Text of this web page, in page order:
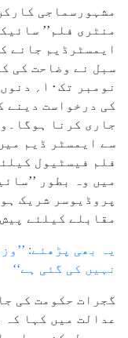
مشہورسماجی
منٹری فلم’’
ایمسٹرڈیم جانے
نومبر
جاری کرنا
سے ایمسٹر ڈیم
فلم فیسٹیول
میں وہ بطور
پروڈیوسر شریک
مقابلے کیلئے
یہ بھی پڑھئے:
نہیں کی گئی ہے‘‘
گجرات حکومت کی
عدالت میں کہا